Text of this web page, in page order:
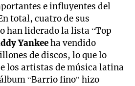
e influyentes del
total, cuatro de sus
han liderado la lista “Top
Yankeeha vendido
de discos, lo que lo
los artistas de música latina
“Barrio fino” hizo